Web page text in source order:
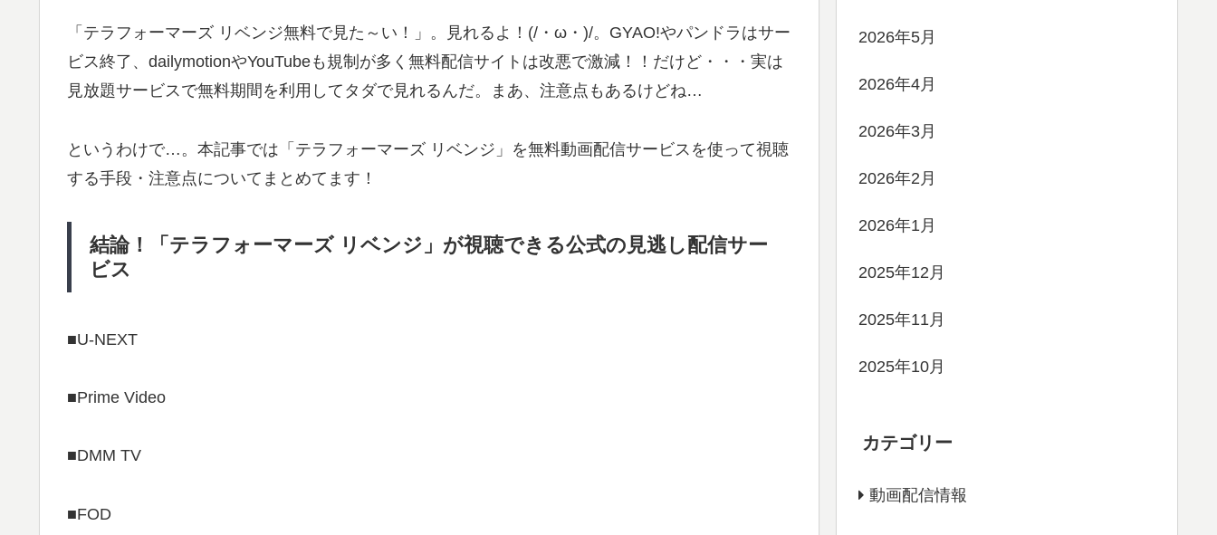
「テラフォーマーズ リベンジ無料で見た～い！」。見れるよ！(/・ω・)/。GYAO!やパンドラはサー
ビス終了、dailymotionやYouTubeも規制が多く無料配信サイトは改悪で激減！！だけど・・・実は
見放題サービスで無料期間を利用してタダで見れるんだ。まあ、注意点もあるけどね…
というわけで…。本記事では「テラフォーマーズ リベンジ」を無料動画配信サービスを使って視聴
する手段・注意点についてまとめてます！
結論！「テラフォーマーズ リベンジ」が視聴できる公式の見逃し配信サー
ビス
■U-NEXT
■Prime Video
■DMM TV
■FOD
2026年5月
2026年4月
2026年3月
2026年2月
2026年1月
2025年12月
2025年11月
2025年10月
カテゴリー
動画配信情報